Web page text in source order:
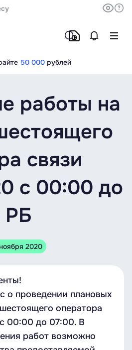
50 000 рублей
работы на
связи
c 00:00 до
РБ
2020
о проведении плановых
оператора
00:00 до 07:00. В
работ возможно